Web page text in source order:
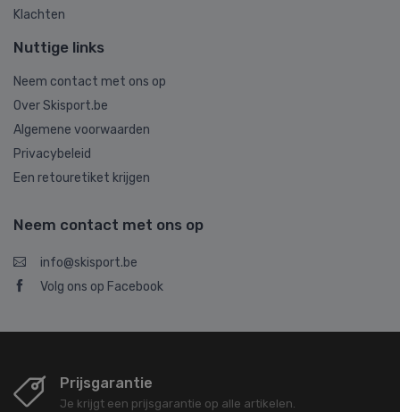
Klachten
Nuttige links
Neem contact met ons op
Over Skisport.be
Algemene voorwaarden
Privacybeleid
Een retouretiket krijgen
Neem contact met ons op
info@skisport.be
Volg ons op Facebook
Prijsgarantie
Je krijgt een prijsgarantie op alle artikelen.